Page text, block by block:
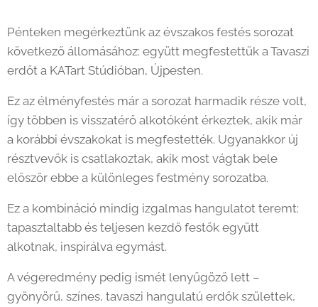
Pénteken megérkeztünk az évszakos festés sorozat
következő állomásához: együtt megfestettük a Tavaszi
erdőt a KATart Stúdióban, Újpesten.
Ez az élményfestés már a sorozat harmadik része volt,
így többen is visszatérő alkotóként érkeztek, akik már
a korábbi évszakokat is megfestették. Ugyanakkor új
résztvevők is csatlakoztak, akik most vágtak bele
először ebbe a különleges festmény sorozatba.
Ez a kombináció mindig izgalmas hangulatot teremt:
tapasztaltabb és teljesen kezdő festők együtt
alkotnak, inspirálva egymást.
A végeredmény pedig ismét lenyűgöző lett –
gyönyörű, színes, tavaszi hangulatú erdők születtek,